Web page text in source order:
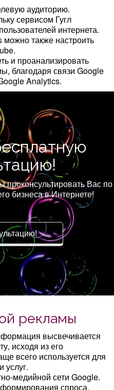
аудиторию.
сервисом Гугл
интернета.
также настроить
и проанализировать
благодаря связи Google
Analytics.
проконсультировать Вас по
бизнеса в Интернете!
рекламы
высвечивается
исходя из его
всего используется для
услуг.
медийной сети Google.
спроса,